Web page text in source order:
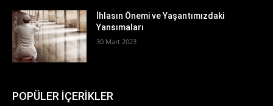
İhlasın Önemi ve Yaşantımızdaki
Yansımaları
30 Mart 2023
POPÜLER İÇERİKLER